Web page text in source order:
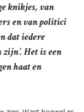
knikjes, van
en van politici
dat iedere
Het is een
haat en